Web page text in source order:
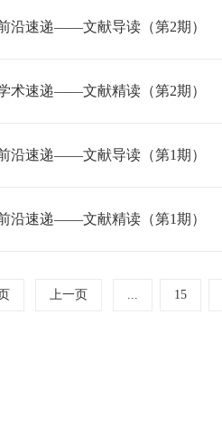
沿速递——文献导读（第2期）
术速递——文献精读（第2期）
沿速递——文献导读（第1期）
沿速递——文献精读（第1期）
上一页 ... 15